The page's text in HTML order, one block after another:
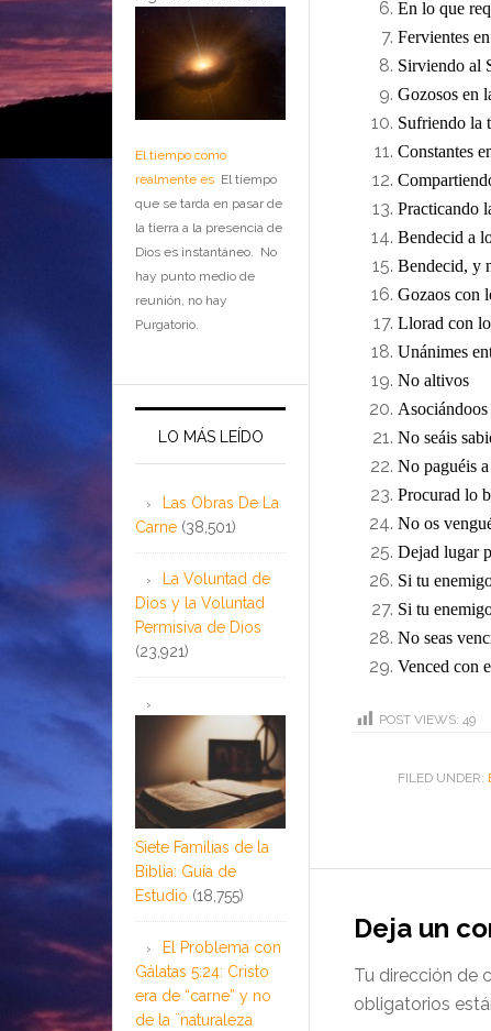
En lo que
Fervientes
Sirviendo al
Gozosos en
Sufriendo la
Constantes
Practicando
Bendecid a
Bendecid, y
Gozaos con
Llorad con
Unánimes
No altivos
No seáis
No paguéis
Procurad lo
No os
Dejad lugar
Si tu
Si tu
No seas
Venced con
POST VIEWS: 49
FILED UNDER:
Deja un
Tu dirección de
obligatorios
El tiempo como
realmente es El tiempo
que se tarda en pasar de
la tierra a la presencia de
Dios es instantáneo. No
hay punto medio de
reunión, no hay
Purgatorio.
LO MÁS LEÍDO
Las Obras De La
Carne (38,501)
La Voluntad de
Dios y la Voluntad
Permisiva de Dios
(23,921)
Siete Familias de la
Biblia: Guía de
Estudio (18,755)
El Problema con
Gálatas 5:24: Cristo
era de “carne” y no
de la ¨naturaleza